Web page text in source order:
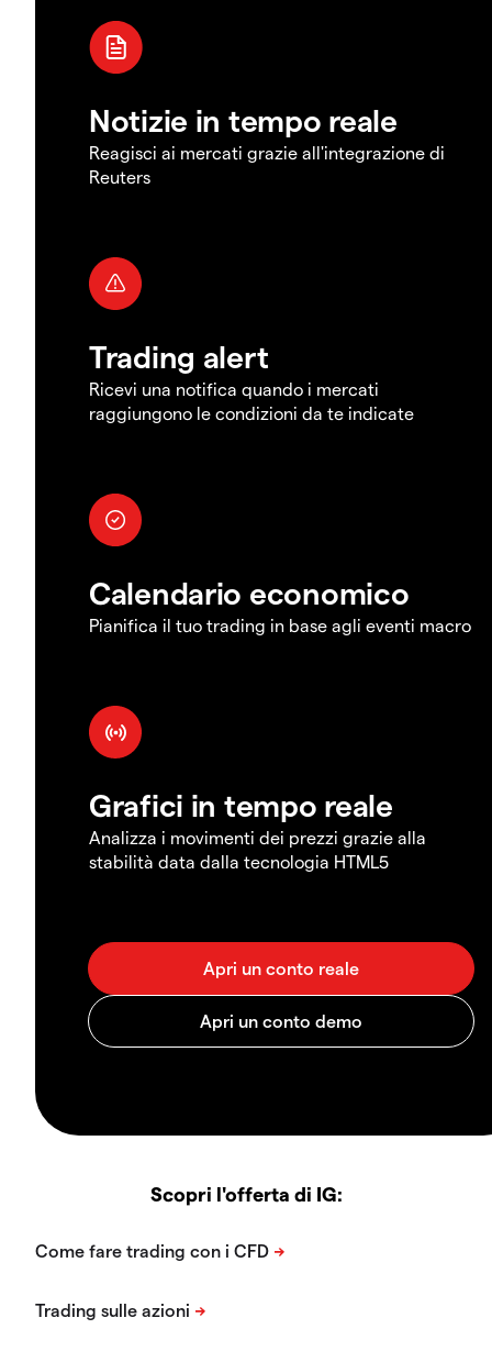
Notizie in tempo reale
Reagisci ai mercati grazie all'integrazione di
Reuters
Trading alert
Ricevi una notifica quando i mercati
raggiungono le condizioni da te indicate
Calendario economico
Pianifica il tuo trading in base agli eventi macro
Grafici in tempo reale
Analizza i movimenti dei prezzi grazie alla
stabilità data dalla tecnologia HTML5
Scopri l'offerta di IG: